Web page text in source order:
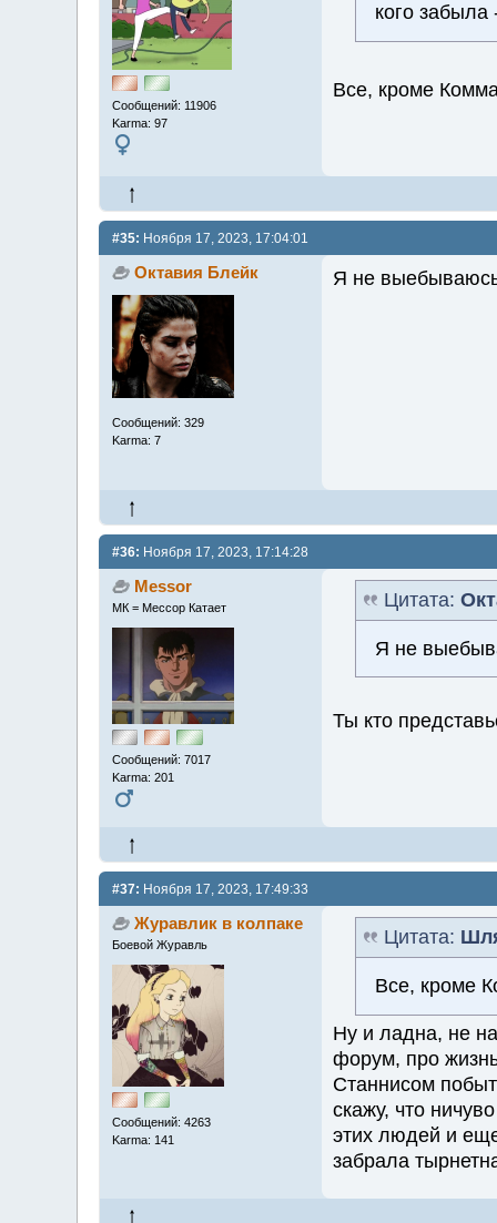
Сообщений: 11906
Karma: 97
кого
Все, кроме
#35: Ноября 17, 2023, 17:04:01
Октавия Блейк
Сообщений: 329
Karma: 7
Я не
#36: Ноября 17, 2023, 17:14:28
Messor
МК = Мессор Катает
Сообщений: 7017
Karma: 201
Цитата:
Я не
Ты кто
#37: Ноября 17, 2023, 17:49:33
Журавлик в колпаке
Боевой Журавль
Сообщений: 4263
Karma: 141
Цитата:
Все, кроме
Ну и ладна, не
форум, про
Станнисом
скажу, что
этих людей и
забрала